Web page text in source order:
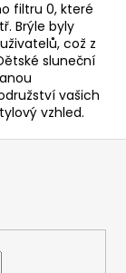
filtru 0, které
Brýle byly
což z
sluneční
vašich
vzhled.